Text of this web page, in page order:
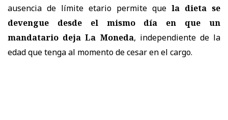
ausencia de límite etario permite que la dieta se
devengue desde el mismo día en que un
mandatario deja La Moneda, independiente de la
edad que tenga al momento de cesar en el cargo.